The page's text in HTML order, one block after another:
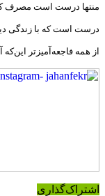
منتها درست است مصرف
درست است که با زندگی
از همه فاجعه‌آمیزتر
اشتراک‌گذاری